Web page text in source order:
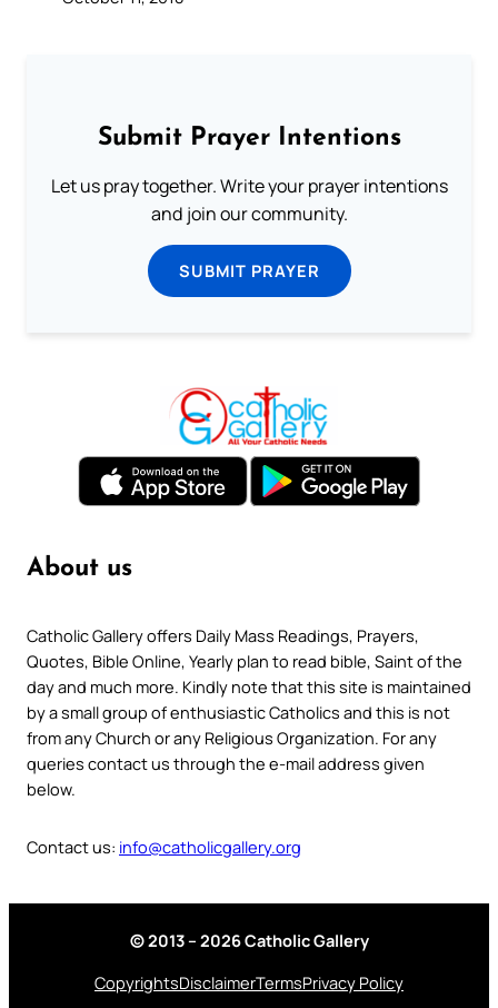
Submit Prayer Intentions
Let us pray together. Write your prayer intentions
and join our community.
SUBMIT PRAYER
About us
Catholic Gallery offers Daily Mass Readings, Prayers,
Quotes, Bible Online, Yearly plan to read bible, Saint of the
day and much more. Kindly note that this site is maintained
by a small group of enthusiastic Catholics and this is not
from any Church or any Religious Organization. For any
queries contact us through the e-mail address given
below.
Contact us: info@catholicgallery.org
© 2013 – 2026 Catholic Gallery
CopyrightsDisclaimerTermsPrivacy Policy